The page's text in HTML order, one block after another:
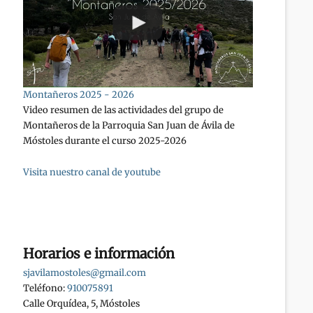
Montañeros 2025 - 2026
Video resumen de las actividades del grupo de
Montañeros de la Parroquia San Juan de Ávila de
Móstoles durante el curso 2025-2026
Visita nuestro canal de youtube
Horarios e información
sjavilamostoles@gmail.com
Teléfono:910075891
Calle Orquídea, 5, Móstoles